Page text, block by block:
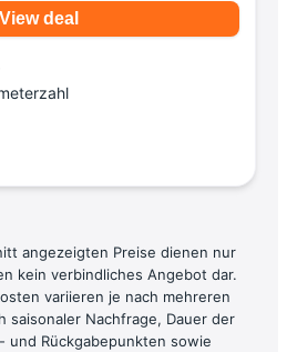
View deal
angezeigten Preise dienen nur
kein verbindliches Angebot dar.
variieren je nach mehreren
saisonaler Nachfrage, Dauer der
und Rückgabepunkten sowie